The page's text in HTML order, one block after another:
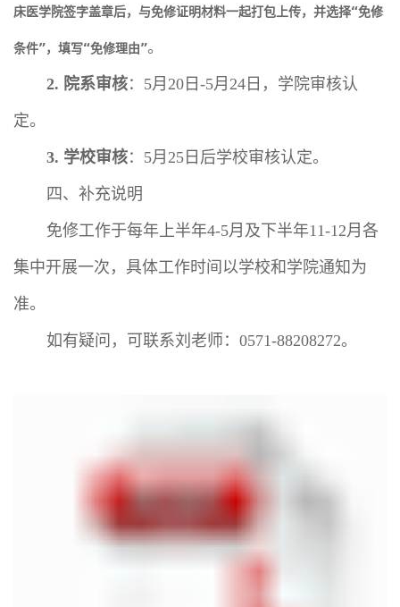
床医学院签字盖章后，与免修证明材料一起打包上传，并选择“免修
条件”，填写“免修理由”。
2. 院系审核： 5月 20 日-5月 24 日，学院审核认
定。
3. 学校审核： 5月 25 日后学校审核认定。
四、补充说明
免修工作于每年上半年4-5月及下半年11-12月各
集中开展一次，具体工作时间以学校和学院通知为
准。
如有疑问，可联系刘老师：0571-88208272。